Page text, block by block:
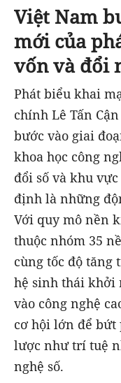
Việt Nam
mới của
vốn và đổi
Phát biểu khai
chính Lê Tấn
bước vào giai
khoa học công
đổi số và khu
định là những
Với quy mô nền
thuộc nhóm 35
cùng tốc độ tăng
hệ sinh thái khởi
vào công nghệ
cơ hội lớn để bứt
lược như trí tuệ
nghệ số.